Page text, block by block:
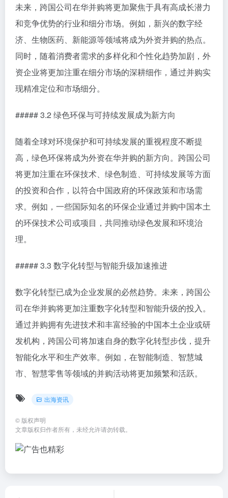
未来，跨国公司在华并购将更加聚焦于具有高成长潜力
和竞争优势的行业和细分市场。例如，新兴的数字经
济、生物医药、新能源等领域将成为外资并购的热点。
同时，随着消费者需求的多样化和个性化趋势加剧，外
资企业将更加注重在细分市场的深耕细作，通过并购实
现精准定位和市场细分。
##### 3.2 绿色环保与可持续发展成为新方向
随着全球对环境保护和可持续发展的重视程度不断提
高，绿色环保将成为外资在华并购的新方向。跨国公司
将更加注重在环保技术、绿色制造、可持续发展等方面
的投资和合作，以符合中国政府的环保政策和市场需
求。例如，一些国际知名的环保企业通过并购中国本土
的环保技术公司或项目，共同推动绿色发展和环境治
理。
##### 3.3 数字化转型与智能升级加速推进
数字化转型已成为企业发展的必然趋势。未来，跨国公
司在华并购将更加注重数字化转型和智能升级的投入。
通过并购拥有先进技术和丰富经验的中国本土企业或研
发机构，跨国公司将加速自身的数字化转型步伐，提升
智能化水平和生产效率。例如，在智能制造、智慧城
市、智慧零售等领域的并购活动将更加频繁和活跃。
出海资讯
© 版权声明
文章版权归作者所有，未经允许请勿转载。